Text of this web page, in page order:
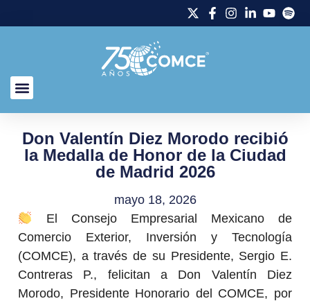
Don Valentín Diez Morodo recibió
la Medalla de Honor de la Ciudad
de Madrid 2026
mayo 18, 2026
El Consejo Empresarial Mexicano de
Comercio Exterior, Inversión y Tecnología
(COMCE), a través de su Presidente, Sergio E.
Contreras P., felicitan a Don Valentín Diez
Morodo, Presidente Honorario del COMCE, por